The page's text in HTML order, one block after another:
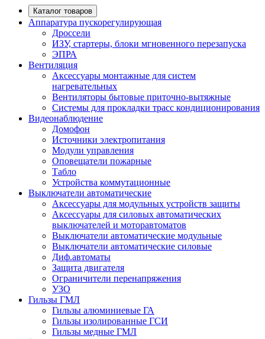
Каталог товаров
Аппаратура пускорегулирующая
Дроссели
ИЗУ, стартеры, блоки мгновенного перезапуска
ЭПРА
Вентиляция
Аксессуары монтажные для систем
нагревательных
Вентиляторы бытовые приточно-вытяжные
Системы для прокладки трасс кондиционирования
Видеонаблюдение
Домофон
Источники электропитания
Модули управления
Оповещатели пожарные
Табло
Устройства коммутационные
Выключатели автоматические
Аксессуары для модульных устройств защиты
Аксессуары для силовых автоматических
выключателей и моторавтоматов
Выключатели автоматические модульные
Выключатели автоматические силовые
Диф.автоматы
Защита двигателя
Ограничители перенапряжения
УЗО
Гильзы ГМЛ
Гильзы алюминиевые ГА
Гильзы изолированные ГСИ
Гильзы медные ГМЛ